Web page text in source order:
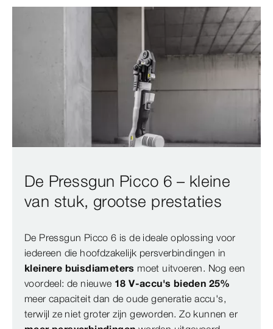
De Pressgun Picco 6 – kleine
van stuk, grootse prestaties
De Pressgun Picco 6 is de ideale oplossing voor
iedereen die hoofdzakelijk persverbindingen in
kleinere buisdiameters moet uitvoeren. Nog een
voordeel: de nieuwe 18 V-accu's bieden 25%
meer capaciteit dan de oude generatie accu's,
terwijl ze niet groter zijn geworden. Zo kunnen er